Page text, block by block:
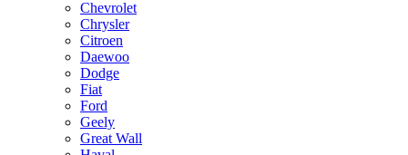
Chevrolet
Chrysler
Citroen
Daewoo
Dodge
Fiat
Ford
Geely
Great Wall